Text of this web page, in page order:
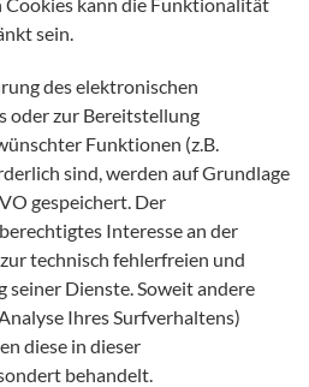
sein.
des elektronischen
oder zur Bereitstellung
Funktionen (z.B.
sind, werden auf Grundlage
gespeichert. Der
Interesse an der
technisch fehlerfreien und
Dienste. Soweit andere
Ihres Surfverhaltens)
diese in dieser
behandelt.